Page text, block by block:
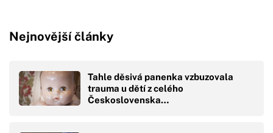
Nejnovější články
Tahle děsivá panenka vzbuzovala
trauma u dětí z celého
Československa…